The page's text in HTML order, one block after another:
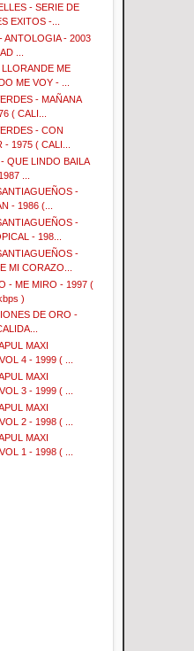
- SERIE DE
EXITOS -...
ANTOLOGIA - 2003
...
ME
ME VOY - ...
- MAÑANA
( CALI...
- CON
- 1975 ( CALI...
QUE LINDO BAILA
...
-
- 1986 (...
-
- 198...
-
MI CORAZO...
- ME MIRO - 1997 (
)
DE ORO -
MAXI
4 - 1999 ( ...
MAXI
3 - 1999 ( ...
MAXI
2 - 1998 ( ...
MAXI
1 - 1998 ( ...